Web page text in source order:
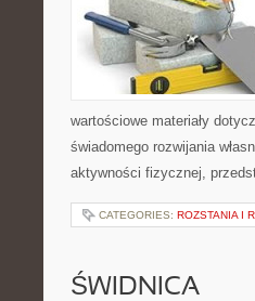
wartościowe materiały
świadomego rozwijania
aktywności fizycznej,
CATEGORIES: ROZSTANIA I
ŚWIDNICA